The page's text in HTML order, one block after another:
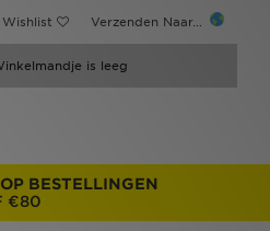
Wishlist Verzenden Naar...
is leeg
BESTELLINGEN
€80